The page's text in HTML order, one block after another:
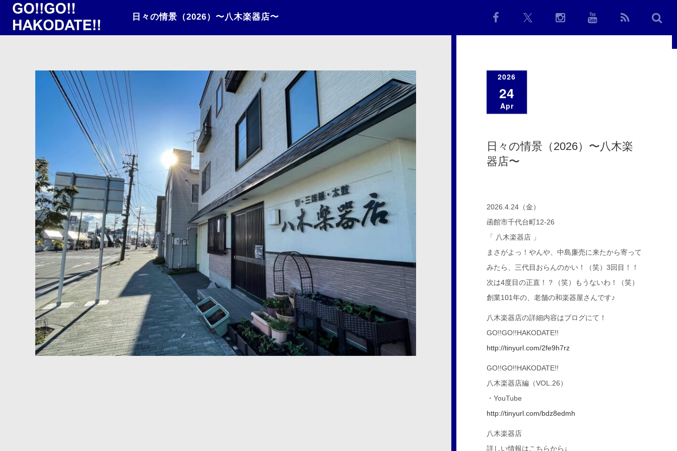
日々の情景（2026）〜八木楽器店〜
2026
24
Apr
日々の情景（2026）〜八木楽
器店〜
2026.4.24（金）
函館市千代台町12-26
「 八木楽器店 」
まさがよっ！やんや、中島廉売に来たから寄って
みたら、三代目おらんのかい！（笑）3回目！！
次は4度目の正直！？（笑）もうないわ！（笑）
創業101年の、老舗の和楽器屋さんです♪
八木楽器店の詳細内容はブログにて！
GO!!GO!!HAKODATE!!
http://tinyurl.com/2fe9h7rz
GO!!GO!!HAKODATE!!
八木楽器店編（VOL.26）
・YouTube
http://tinyurl.com/bdz8edmh
八木楽器店
詳しい情報はこちらから↓